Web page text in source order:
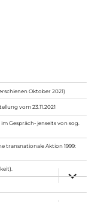
Oktober 2021)
vom 23.11.2021
Gespräch- jenseits von sog.
transnationale Aktion 1999:
anzeigen